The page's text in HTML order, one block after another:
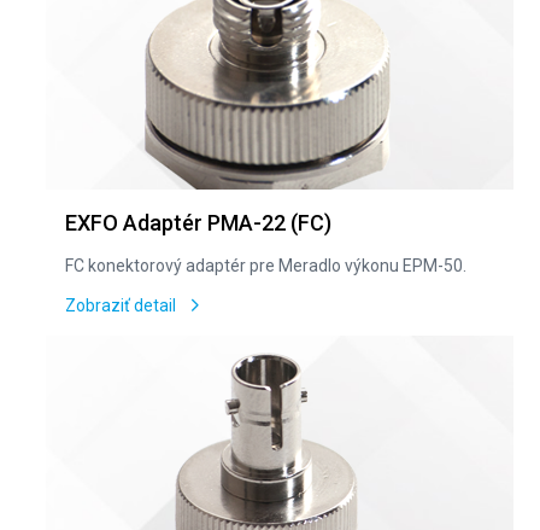
EXFO Adaptér PMA-22 (FC)
FC konektorový adaptér pre Meradlo výkonu EPM-50.
Zobraziť detail